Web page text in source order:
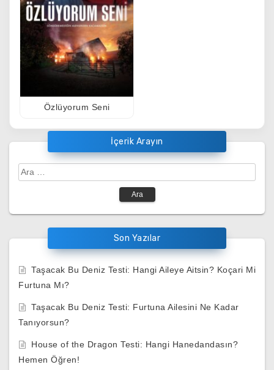
Özlüyorum Seni
İçerik Arayın
Arama:
Son Yazılar
Taşacak Bu Deniz Testi: Hangi Aileye Aitsin? Koçari Mi
Furtuna Mı?
Taşacak Bu Deniz Testi: Furtuna Ailesini Ne Kadar
Tanıyorsun?
House of the Dragon Testi: Hangi Hanedandasın?
Hemen Öğren!